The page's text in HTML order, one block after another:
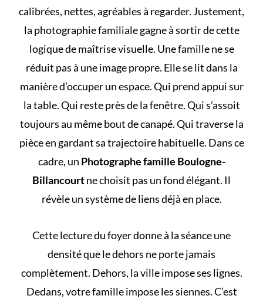
calibrées, nettes, agréables à regarder. Justement,
la photographie familiale gagne à sortir de cette
logique de maîtrise visuelle. Une famille ne se
réduit pas à une image propre. Elle se lit dans la
manière d’occuper un espace. Qui prend appui sur
la table. Qui reste près de la fenêtre. Qui s’assoit
toujours au même bout de canapé. Qui traverse la
pièce en gardant sa trajectoire habituelle. Dans ce
cadre, un Photographe famille Boulogne-
Billancourtne choisit pas un fond élégant. Il
révèle un système de liens déjà en place.
Cette lecture du foyer donne à la séance une
densité que le dehors ne porte jamais
complètement. Dehors, la ville impose ses lignes.
Dedans, votre famille impose les siennes. C’est